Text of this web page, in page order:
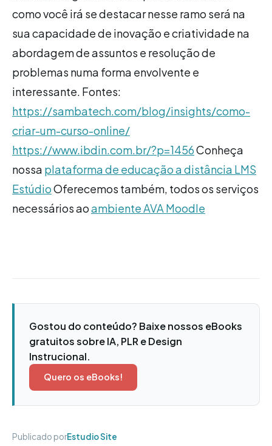
como você irá se destacar nesse ramo será na
sua capacidade de inovação e criatividade na
abordagem de assuntos e resolução de
problemas numa forma envolvente e
interessante. Fontes:
https://sambatech.com/blog/insights/como-
criar-um-curso-online/
https://www.ibdin.com.br/?p=1456Conheça
nossa plataforma de educação a distância LMS
EstúdioOferecemos também, todos os serviços
necessários aoambiente AVA Moodle
Gostou do conteúdo? Baixe nossos eBooks
gratuitos sobre IA, PLR e Design
Instrucional.
Quero os eBooks!
Publicado porEstudio Site